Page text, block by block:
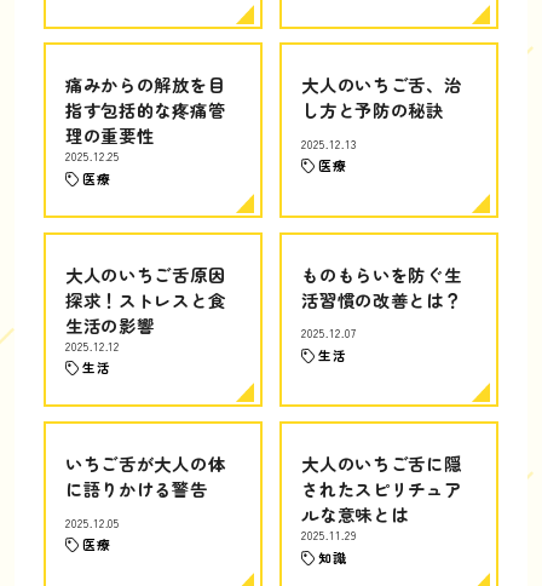
痛みからの解放を目
指す包括的な疼痛管
理の重要性
2025.12.25
医療
大人のいちご舌、治
し方と予防の秘訣
2025.12.13
医療
大人のいちご舌原因
探求！ストレスと食
生活の影響
2025.12.12
生活
ものもらいを防ぐ生
活習慣の改善とは？
2025.12.07
生活
いちご舌が大人の体
に語りかける警告
2025.12.05
医療
大人のいちご舌に隠
されたスピリチュア
ルな意味とは
2025.11.29
知識